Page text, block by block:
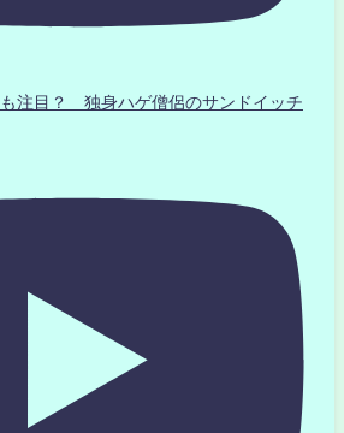
注目？ 独身ハゲ僧侶のサンドイッチ